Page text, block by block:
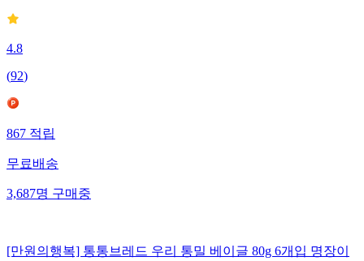
4.8
(92)
867 적립
무료배송
3,687명 구매중
[만원의행복] 통통브레드 우리 통밀 베이글 80g 6개입 명장이